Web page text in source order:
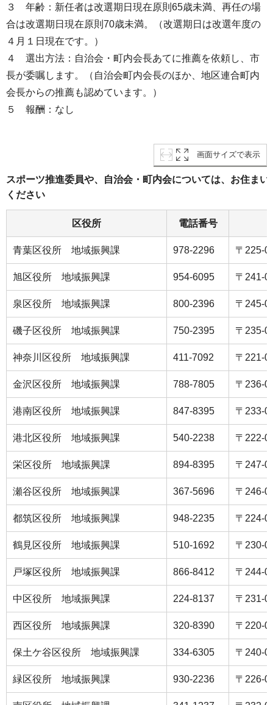
３ 年齢：新任者は改選期日現在原則65歳未満、再任の場
合は改選期日現在原則70歳未満。（改選期日は改選年度の
４月１日現在です。）
４ 選出方法：自治会・町内会長あてに推薦を依頼し、市
長が委嘱します。（自治会町内会長のほか、地区連合町内
会長からの推薦も認めています。）
５ 報酬：なし
画面サイズで表示
スポーツ推進委員や、自治会・町内会については、お住ま
ください
区役所 電話番号
青葉区役所 地域振興課 978-2296 〒225-
旭区役所 地域振興課 954-6095 〒241-
泉区役所 地域振興課 800-2396 〒245-
磯子区役所 地域振興課 750-2395 〒235-
神奈川区役所 地域振興課 411-7092 〒221-
金沢区役所 地域振興課 788-7805 〒236-
港南区役所 地域振興課 847-8395 〒233-
港北区役所 地域振興課 540-2238 〒222-
栄区役所 地域振興課 894-8395 〒247-
瀬谷区役所 地域振興課 367-5696 〒246-
都筑区役所 地域振興課 948-2235 〒224-
鶴見区役所 地域振興課 510-1692 〒230-
戸塚区役所 地域振興課 866-8412 〒244-
中区役所 地域振興課 224-8137 〒231-
西区役所 地域振興課 320-8390 〒220-
保土ケ谷区役所 地域振興課 334-6305 〒240-
緑区役所 地域振興課 930-2236 〒226-